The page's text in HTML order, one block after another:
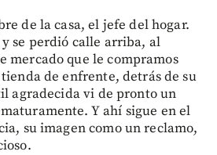
de la casa, el jefe del hogar.
se perdió calle arriba, al
mercado que le compramos
de enfrente, detrás de su
agradecida vi de pronto un
Y ahí sigue en el
su imagen como un reclamo,